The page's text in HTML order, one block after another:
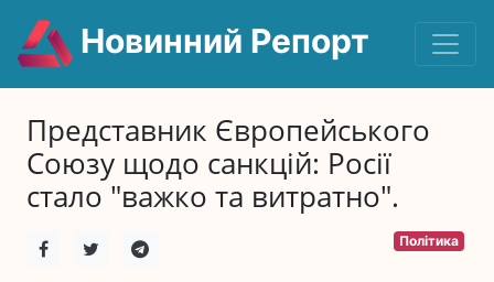
Новинний Репорт
Представник Європейського
Союзу щодо санкцій: Росії
стало "важко та витратно".
Політика